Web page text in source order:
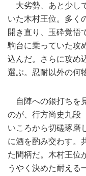
大劣勢、あと少し
いた木村王位。多く
開き直り、玉砕覚悟
駒台に乗っていた攻
込んだ。さらに攻め
選ぶ。忍耐以外の何
自陣への銀打ちを
のが、行方尚史九段
いころから切磋琢磨
に酒を酌み交わす。
た間柄だ。木村王位
うやく決めた耐える